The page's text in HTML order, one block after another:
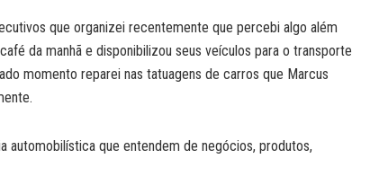
que organizei recentemente que percebi algo além
da manhã e disponibilizou seus veículos para o transporte
momento reparei nas tatuagens de carros que Marcus
automobilística que entendem de negócios, produtos,